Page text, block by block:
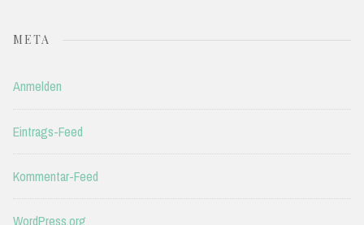
META
Anmelden
Eintrags-Feed
Kommentar-Feed
WordPress.org